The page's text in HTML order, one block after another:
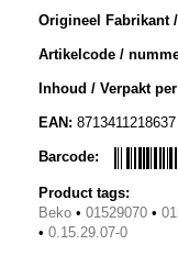
Origineel Fabrikant
Artikelcode /
Inhoud / Verpakt
EAN: 8713411218637
Barcode:
Product tags:
Beko • 01529070 •
• 0.15.29.07-0